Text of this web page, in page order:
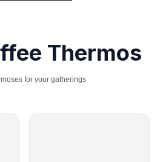
Thermos
for your gatherings